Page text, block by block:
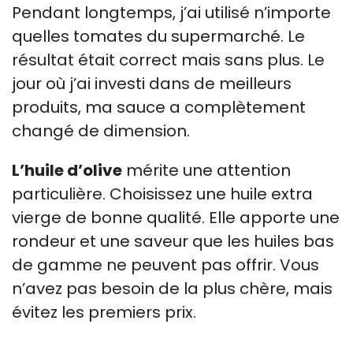
Pendant longtemps, j’ai utilisé n’importe
quelles tomates du supermarché. Le
résultat était correct mais sans plus. Le
jour où j’ai investi dans de meilleurs
produits, ma sauce a complètement
changé de dimension.
L’huile d’olive mérite une attention
particulière. Choisissez une huile extra
vierge de bonne qualité. Elle apporte une
rondeur et une saveur que les huiles bas
de gamme ne peuvent pas offrir. Vous
n’avez pas besoin de la plus chère, mais
évitez les premiers prix.